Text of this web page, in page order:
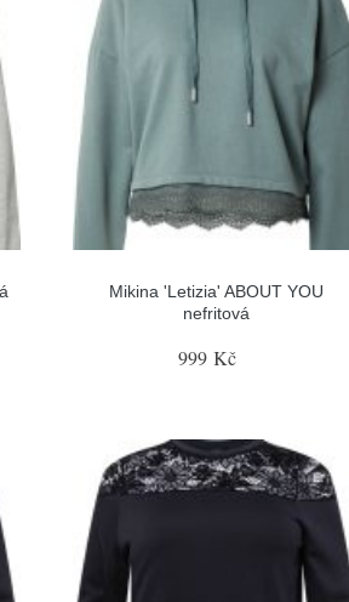
Mikina 'Letizia' ABOUT YOU
nefritová
999 Kč